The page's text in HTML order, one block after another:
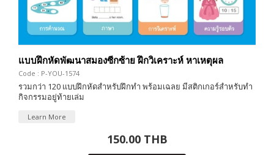
แบบฝึกหัดพัฒนาสมองซีกซ้าย ฝึกวิเคราะห์ หาเหตุผล
Code : P-YOU-1574
รวมกว่า 120 แบบฝึกหัดสำหรับฝึกทำ พร้อมเฉลย มีสติกเกอร์สำหรับทำ
กิจกรรมอยู่ท้ายเล่ม
Learn More
150.00 THB